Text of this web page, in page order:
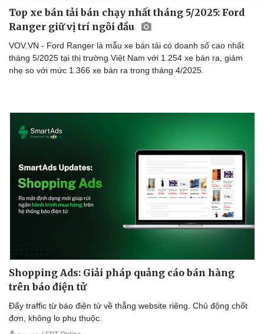
Văn hóa
Sân khấu - Điện ảnh
Văn học
Di sản
Giải trí
Nghệ sĩ
Sao Việt
Top xe bán tải bán chạy nhất tháng 5/2025: Ford
Ranger giữ vị trí ngôi đầu
VOV.VN - Ford Ranger là mẫu xe bán tải có doanh số cao nhất
tháng 5/2025 tại thị trường Việt Nam với 1.254 xe bán ra, giảm
nhẹ so với mức 1.366 xe bán ra trong tháng 4/2025.
Shopping Ads: Giải pháp quảng cáo bán hàng
trên báo điện tử
Đẩy traffic từ báo điện tử về thẳng website riêng. Chủ động chốt
đơn, không lo phụ thuộc.